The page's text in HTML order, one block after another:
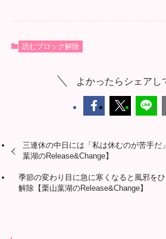
読むブロック解除
よかったらシェアし
三連休の中日には「私は休むのが苦手だ
葉湖のRelease&Change】
季節の変わり目に急に寒くなると風邪を
解除【栗山葉湖のRelease&Change】